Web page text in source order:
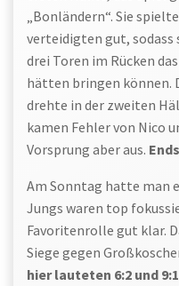
„Bonländern“. Sie
verteidigten gut, sodass
drei Toren im Rücken
hätten bringen können.
drehte in der zweiten
kamen Fehler von Nico
Vorsprung aber aus.
Am Sonntag hatte man
Jungs waren top
Favoritenrolle gut klar.
Siege gegen
hier lauteten 6:2 und 9:1